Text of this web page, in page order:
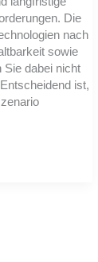
Die
nach
sowie
Sie dabei nicht
ist,